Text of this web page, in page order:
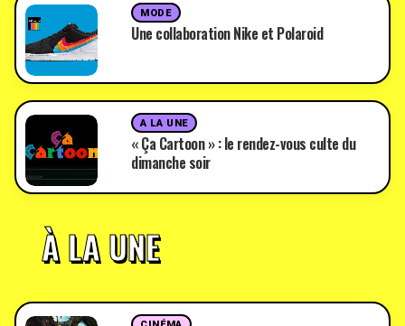
MODE
Une collaboration Nike et Polaroid
A LA UNE
« Ça Cartoon » : le rendez-vous culte du
dimanche soir
À LA UNE